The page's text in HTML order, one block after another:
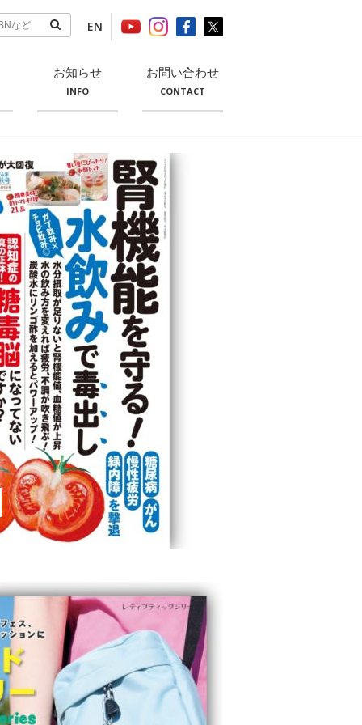
EN
お知らせ
INFO
お問い合わせ
CONTACT